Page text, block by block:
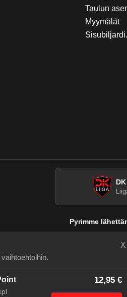
X
12,95 €
Taulun
Myymälät
Pyrimme